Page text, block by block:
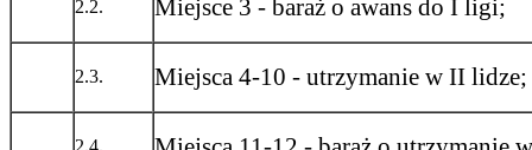
2.2. Miejsce 3 - baraż o awans do I ligi;
2.3. Miejsca 4-10 - utrzymanie w II lidze;